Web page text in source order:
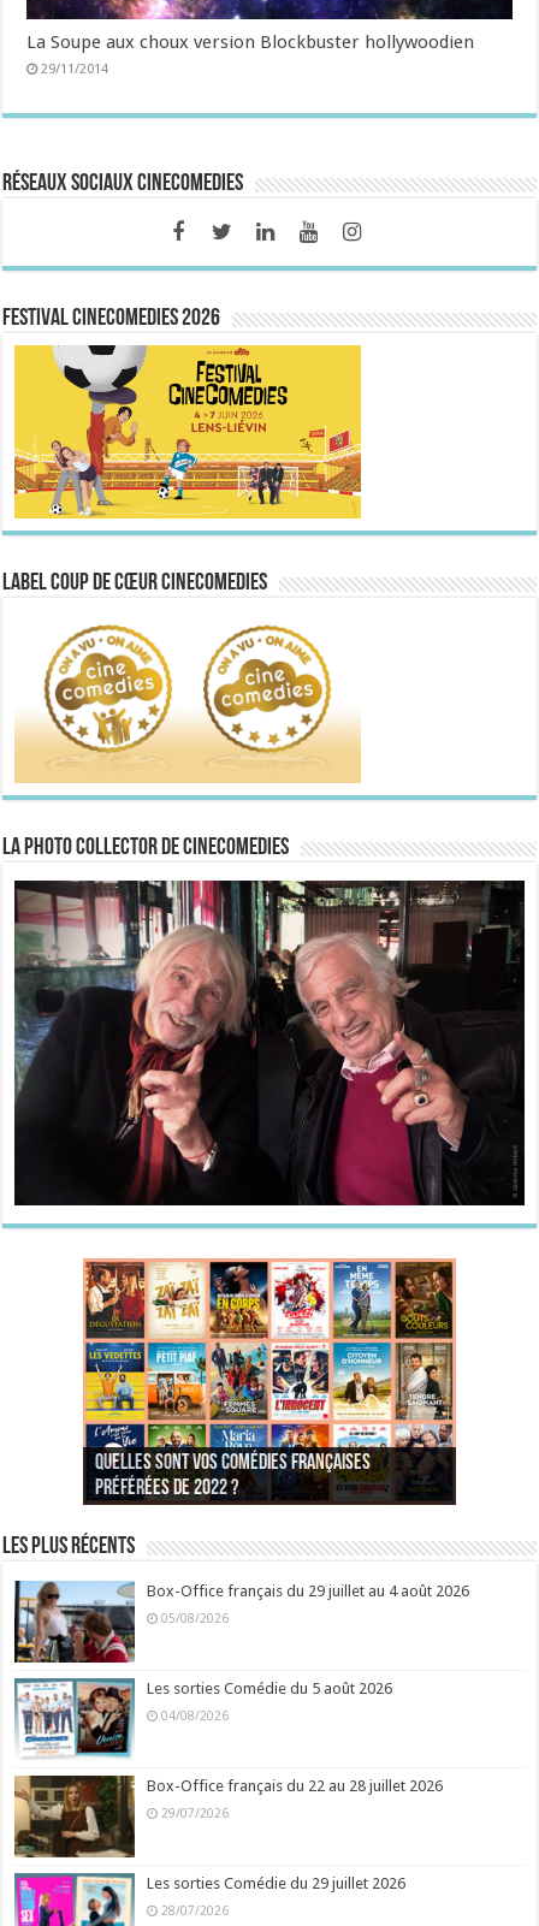
La Soupe aux choux version Blockbuster hollywoodien
29/11/2014
Réseaux sociaux CineComedies
FESTIVAL CINECOMEDIES 2026
Label Coup de Cœur CineComedies
La Photo collector de CineComedies
Quelles sont vos comédies françaises
préférées de 2022 ?
Quel est votre personnage préféré du Père
Noël est une ordure ?
Quelles sont vos comédies françaises
préférées de 2021 ?
Quel est votre « Gendarme » préféré ?
Quels sont vos 3 comédies de Jean-Marie Poiré
préférées ?
Quel est votre « Tati » préféré ?
Quel est votre « bronzé » préféré ?
Les plus récents
Box-Office français du 29 juillet au 4 août 2026
05/08/2026
Les sorties Comédie du 5 août 2026
04/08/2026
Box-Office français du 22 au 28 juillet 2026
29/07/2026
Les sorties Comédie du 29 juillet 2026
28/07/2026